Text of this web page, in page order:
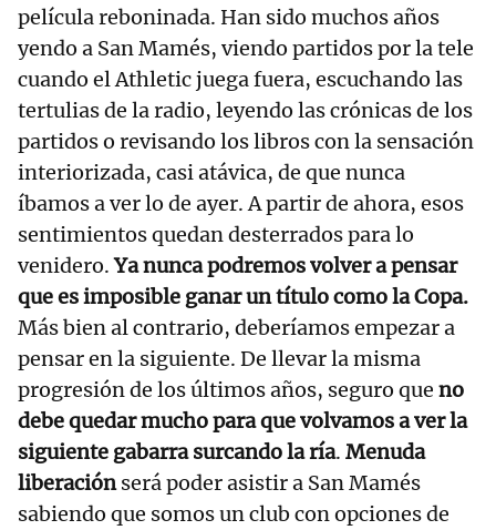
película reboninada. Han sido muchos años
yendo a San Mamés, viendo partidos por la tele
cuando el Athletic juega fuera, escuchando las
tertulias de la radio, leyendo las crónicas de los
partidos o revisando los libros con la sensación
interiorizada, casi atávica, de que nunca
íbamos a ver lo de ayer. A partir de ahora, esos
sentimientos quedan desterrados para lo
venidero.Ya nunca podremos volver a pensar
que es imposible ganar un título como la Copa.
Más bien al contrario, deberíamos empezar a
pensar en la siguiente. De llevar la misma
progresión de los últimos años, seguro que no
debe quedar mucho para que volvamos a ver la
siguiente gabarra surcando la ría. Menuda
liberaciónserá poder asistir a San Mamés
sabiendo que somos un club con opciones de